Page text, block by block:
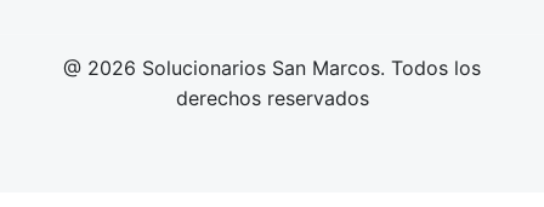
@ 2026 Solucionarios San Marcos. Todos los
derechos reservados